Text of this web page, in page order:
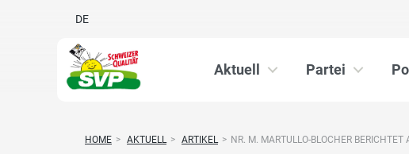
DE
Aktuell Partei
HOME > AKTUELL > ARTIKEL > NR. M. MARTULLO-BLOCHER BERICHTET